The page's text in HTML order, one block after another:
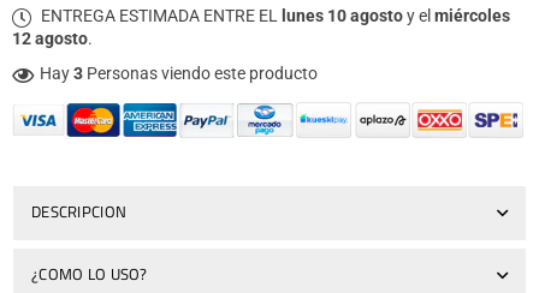
ENTREGA ESTIMADA ENTRE EL
lunes 10 agostoy el miércoles
12 agosto.
Hay3 Personas viendo este producto
DESCRIPCION
¿COMO LO USO?